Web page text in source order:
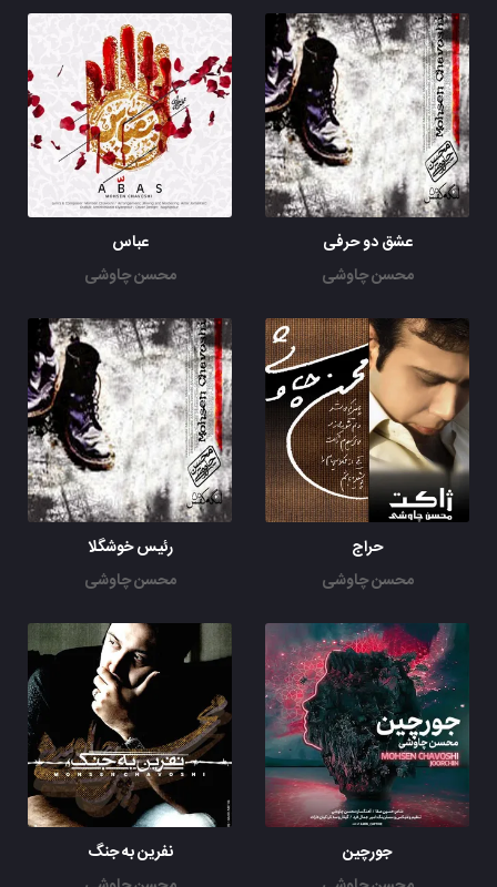
عشق دو حرفی
محسن چاوشی
عباس
محسن چاوشی
حراج
محسن چاوشی
رئیس خوشگلا
محسن چاوشی
جورچین
نفرین به جنگ